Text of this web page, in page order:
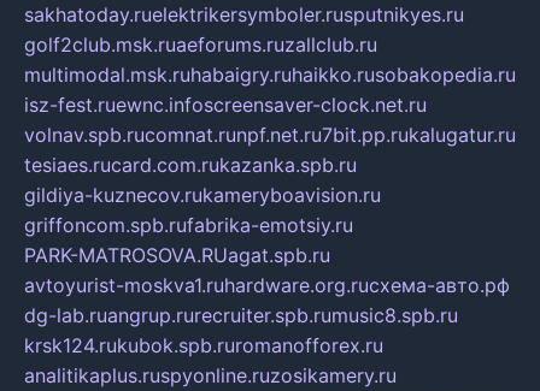
sakhatoday.ruelektrikersymboler.rusputnikyes.ru
golf2club.msk.ruaeforums.ruzallclub.ru
multimodal.msk.ruhabaigry.ruhaikko.rusobakopedia.ru
isz-fest.ruewnc.infoscreensaver-clock.net.ru
volnav.spb.rucomnat.runpf.net.ru7bit.pp.rukalugatur.ru
tesiaes.rucard.com.rukazanka.spb.ru
gildiya-kuznecov.rukameryboavision.ru
griffoncom.spb.rufabrika-emotsiy.ru
PARK-MATROSOVA.RUagat.spb.ru
avtoyurist-moskva1.ruhardware.org.ruсхема-авто.рф
dg-lab.ruangrup.rurecruiter.spb.rumusic8.spb.ru
krsk124.rukubok.spb.ruromanofforex.ru
analitikaplus.ruspyonline.ruzosikamery.ru